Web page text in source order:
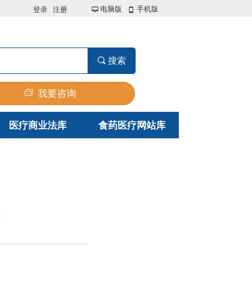
끠 搜索
登录 注册 넡 电脑版 넓 手机版
医疗商业法库 食药医疗网站库
ꀃ 我要咨询